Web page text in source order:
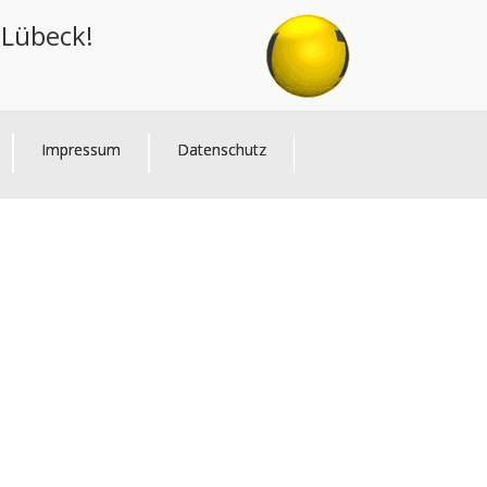
Impressum Datenschutz